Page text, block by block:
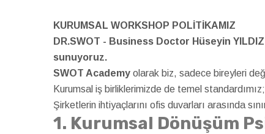
KURUMSAL WORKSHOP POLİTİKAMIZ
DR.SWOT - Business Doctor Hüseyin
sunuyoruz.
SWOT Academy olarak biz, sadece bireyleri
Kurumsal iş birliklerimizde de temel
Şirketlerin ihtiyaçlarını ofis duvarları arasında
1. Kurumsal Dönüşüm